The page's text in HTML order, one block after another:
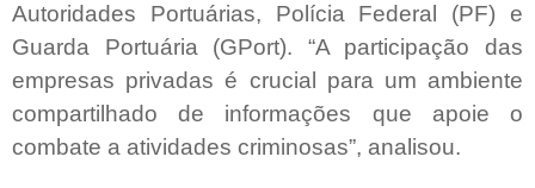
Autoridades Portuárias, Polícia Federal (PF) e
Guarda Portuária (GPort). “A participação das
empresas privadas é crucial para um ambiente
compartilhado de informações que apoie o
combate a atividades criminosas”, analisou.